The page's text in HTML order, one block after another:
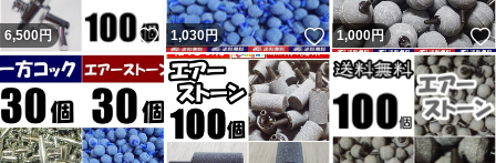
価には主張・反論します。かなり抑えて記載しています。
不当評価を気にせず購入していただいている皆様、ありが
とうございます。 どちらでもない評価も数件以外はコメ
ントと異なる不適当または誤評価です（9割以上がヤフー
フリマ購入者）。 ペイペイフリマ（現ヤフーフリマ）で
6,500円 いいね！
1,030円 いいね！
1,000円